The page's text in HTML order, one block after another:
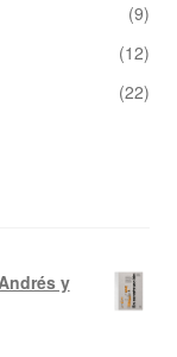
(9)
(12)
(22)
y